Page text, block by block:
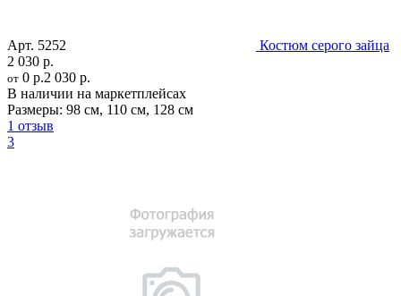
Арт. 5252
Костюм серого зайца
2 030 р.
от 0 р.2 030 р.
В наличии на маркетплейсах
Размеры: 98 см, 110 см, 128 см
1 отзыв
3